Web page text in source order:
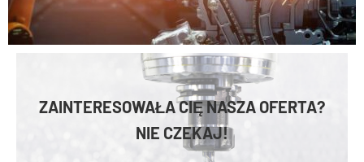
ZAINTERESOWAŁA CIĘ NASZA OFERTA?
NIE CZEKAJ!